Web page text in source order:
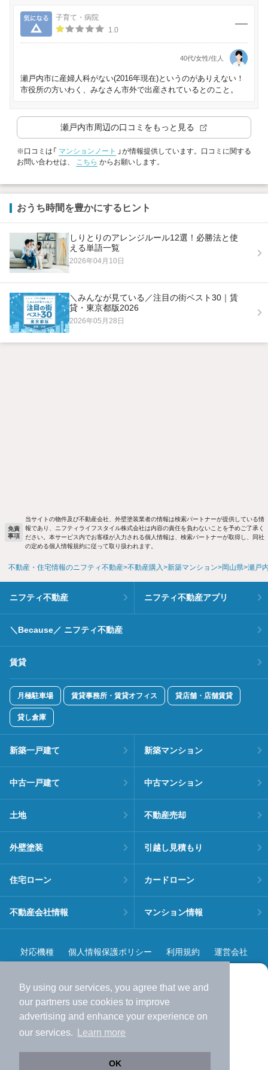
By using our services, you agree that we and
our partners use cookies to improve
advertising and enhance your experience on
our services.
Learn more
OK
より使いやすくなった
アプリで物件探ししませんか？
サクサク動く地図で物件検索
気になる
子育て・病院
1.0
40代/女性/住人
瀬戸内市に産婦人科がない(2016年現在)というのがありえない！
市役所の方いわく、みなさん市外で出産されているとのこと。
瀬戸内市周辺の口コミをもっと見る
※口コミは「 マンションノート
」が情報提供しています。口コミに関する
お問い合わせは、 こちら からお願いします。
おうち時間を豊かにするヒント
しりとりのアレンジルール12選！必勝法と使
える単語一覧
2026年04月10日
＼みんなが見ている／注目の街ベスト30｜賃
貸・東京都版2026
2026年05月28日
免責
事項
当サイトの物件及び不動産会社、外壁塗装業者の情報は検索パートナーが提供している情
報であり、ニフティライフスタイル株式会社は内容の責任を負わないことを予めご了承く
ださい。本サービス内でお客様が入力される個人情報は、検索パートナーが取得し、同社
の定める個人情報規約に従って取り扱われます。
不動産・住宅情報のニフティ不動産 不動産購入 新築マンション 岡山県 瀬戸
ニフティ不動産 ニフティ不動産アプリ
＼Because／ ニフティ不動産
賃貸
月極駐車場 賃貸事務所・賃貸オフィス 貸店舗・店舗賃貸
貸し倉庫
新築一戸建て 新築マンション
中古一戸建て 中古マンション
土地 不動産売却
外壁塗装 引越し見積もり
住宅ローン カードローン
不動産会社情報 マンション情報
対応機種 個人情報保護ポリシー 利用規約 運営会社
©NIFTY Lifestyle Co., Ltd.